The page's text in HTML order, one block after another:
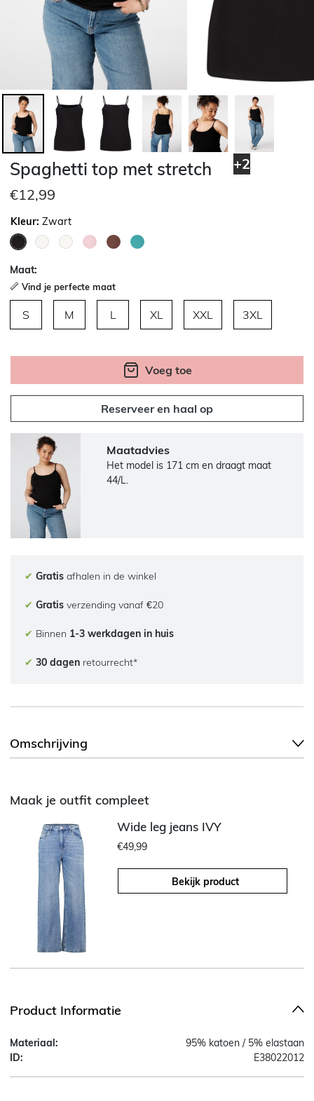
+2
Spaghetti top met stretch
€12,99
Kleur: Zwart
Maat:
Vind je perfecte maat
S M L XL XXL 3XL
Voeg toe
Reserveer en haal op
Maatadvies
Het model is 171 cm en draagt maat
44/L.
✔ Gratis afhalen in de winkel
✔ Gratis verzending vanaf €20
✔ Binnen 1-3 werkdagen in huis
✔ 30 dagen retourrecht*
Omschrijving
Maak je outfit compleet
Wide leg jeans IVY
€49,99
Bekijk product
Product Informatie
Materiaal:
95% katoen / 5% elastaan
ID:
E38022012